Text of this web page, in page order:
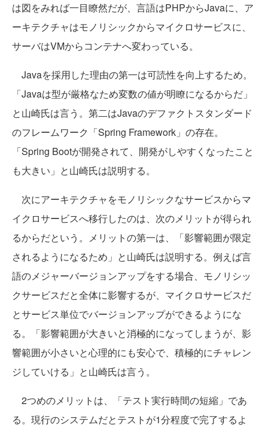
は図をみれば一目瞭然だが、言語はPHPからJavaに、ア
ーキテクチャはモノリシックからマイクロサービスに、
サーバはVMからコンテナへ変わっている。
Javaを採用した理由の第一は可読性を向上するため。
「Javaは型が厳格なため変数の値が明瞭になるからだ」
と山崎氏は言う。第二はJavaのデファクトスタンダード
のフレームワーク「Spring Framework」の存在。
「Spring Bootが開発されて、開発がしやすくなったこと
も大きい」と山崎氏は説明する。
次にアーキテクチャをモノリシックなサービスからマ
イクロサービスへ移行したのは、次のメリットが得られ
るからだという。メリットの第一は、「影響範囲が限定
されるようになるため」と山崎氏は説明する。例えば言
語のメジャーバージョンアップをする場合、モノリシッ
クサービスだと全体に影響するが、マイクロサービスだ
とサービス単位でバージョンアップができるようにな
る。「影響範囲が大きいと消極的になってしまうが、影
響範囲が小さいと心理的にも安心で、積極的にチャレン
ジしていける」と山崎氏は言う。
2つめのメリットは、「テスト実行時間の短縮」であ
る。現行のシステムだとテストが1分程度で完了するよ